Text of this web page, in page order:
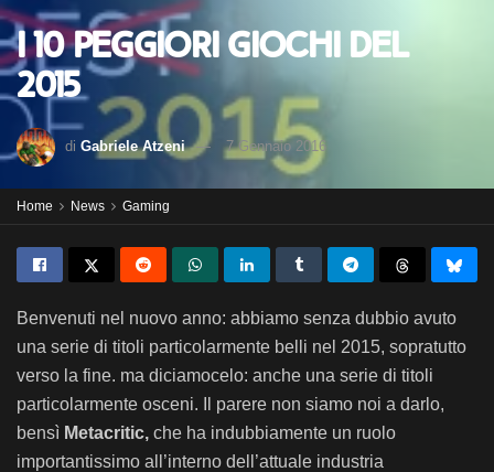
I 10 peggiori giochi del
2015
di Gabriele Atzeni 7 Gennaio 2016
Home News Gaming
Benvenuti nel nuovo anno: abbiamo senza dubbio avuto
una serie di titoli particolarmente belli nel 2015, sopratutto
verso la fine. ma diciamocelo: anche una serie di titoli
particolarmente osceni. Il parere non siamo noi a darlo,
bensì Metacritic, che ha indubbiamente un ruolo
importantissimo all’interno dell’attuale industria